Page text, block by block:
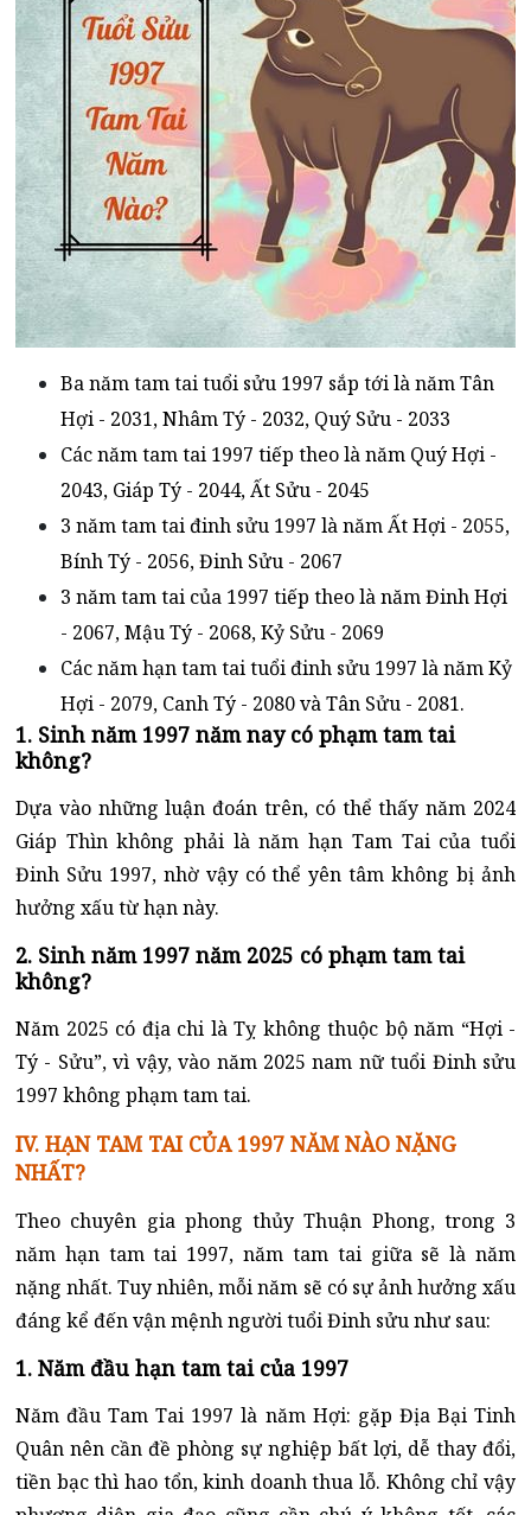
Ba năm tam tai tuổi sửu 1997 sắp tới là năm Tân
Hợi - 2031, Nhâm Tý - 2032, Quý Sửu - 2033
Các năm tam tai 1997 tiếp theo là năm Quý Hợi -
2043, Giáp Tý - 2044, Ất Sửu - 2045
3 năm tam tai đinh sửu 1997 là năm Ất Hợi - 2055,
Bính Tý - 2056, Đinh Sửu - 2067
3 năm tam tai của 1997 tiếp theo là năm Đinh Hợi
- 2067, Mậu Tý - 2068, Kỷ Sửu - 2069
Các năm hạn tam tai tuổi đinh sửu 1997 là năm Kỷ
Hợi - 2079, Canh Tý - 2080 và Tân Sửu - 2081.
1. Sinh năm 1997 năm nay có phạm tam tai
không?
Dựa vào những luận đoán trên, có thể thấy năm 2024
Giáp Thìn không phải là năm hạn Tam Tai của tuổi
Đinh Sửu 1997, nhờ vậy có thể yên tâm không bị ảnh
hưởng xấu từ hạn này.
2. Sinh năm 1997 năm 2025 có phạm tam tai
không?
Năm 2025 có địa chi là Tỵ không thuộc bộ năm “Hợi -
Tý - Sửu”, vì vậy, vào năm 2025 nam nữ tuổi Đinh sửu
1997 không phạm tam tai.
IV. HẠN TAM TAI CỦA 1997 NĂM NÀO NẶNG
NHẤT?
Theo chuyên gia phong thủy Thuận Phong, trong 3
năm hạn tam tai 1997, năm tam tai giữa sẽ là năm
nặng nhất. Tuy nhiên, mỗi năm sẽ có sự ảnh hưởng xấu
đáng kể đến vận mệnh người tuổi Đinh sửu như sau:
1. Năm đầu hạn tam tai của 1997
Năm đầu Tam Tai 1997 là năm Hợi: gặp Địa Bại Tinh
Quân nên cần đề phòng sự nghiệp bất lợi, dễ thay đổi,
tiền bạc thì hao tổn, kinh doanh thua lỗ. Không chỉ vậy